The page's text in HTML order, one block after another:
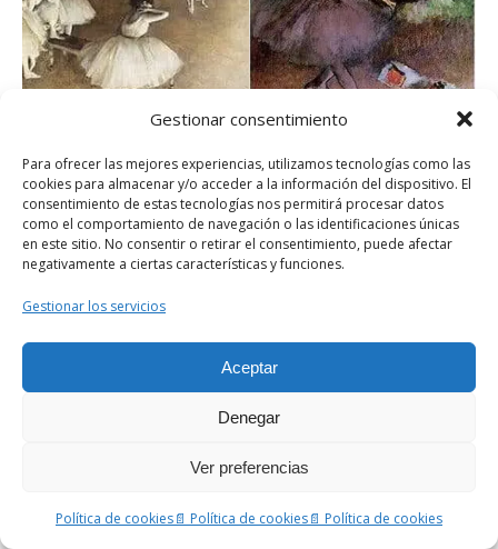
Gestionar consentimiento
Para ofrecer las mejores experiencias, utilizamos tecnologías como las
cookies para almacenar y/o acceder a la información del dispositivo. El
consentimiento de estas tecnologías nos permitirá procesar datos
como el comportamiento de navegación o las identificaciones únicas
en este sitio. No consentir o retirar el consentimiento, puede afectar
negativamente a ciertas características y funciones.
Gestionar los servicios
Aceptar
Denegar
Ver preferencias
Política de cookies📄 Política de cookies📄 Política de cookies
Ramos
El cine